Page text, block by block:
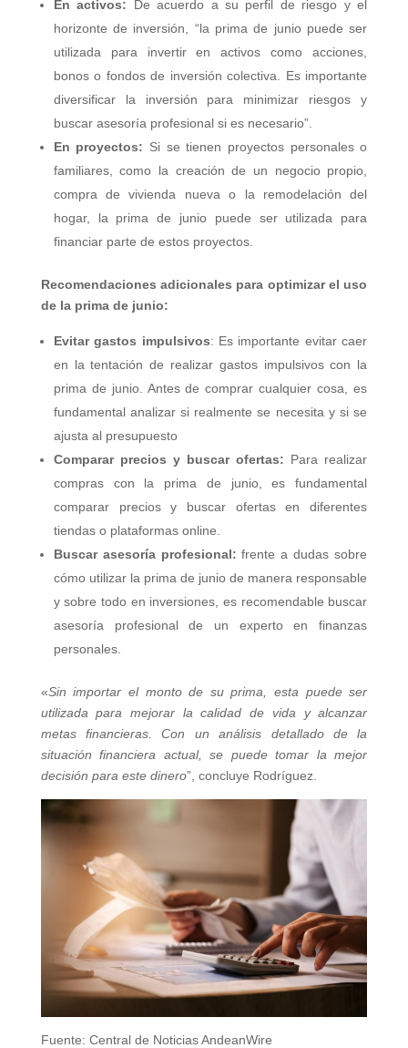
En activos: De acuerdo a su perfil de riesgo y el
horizonte de inversión, “la prima de junio puede ser
utilizada para invertir en activos como acciones,
bonos o fondos de inversión colectiva. Es importante
diversificar la inversión para minimizar riesgos y
buscar asesoría profesional si es necesario”.
En proyectos: Si se tienen proyectos personales o
familiares, como la creación de un negocio propio,
compra de vivienda nueva o la remodelación del
hogar, la prima de junio puede ser utilizada para
financiar parte de estos proyectos.
Recomendaciones adicionales para optimizar el uso
de la prima de junio:
Evitar gastos impulsivos: Es importante evitar caer
en la tentación de realizar gastos impulsivos con la
prima de junio. Antes de comprar cualquier cosa, es
fundamental analizar si realmente se necesita y si se
ajusta al presupuesto
Comparar precios y buscar ofertas: Para realizar
compras con la prima de junio, es fundamental
comparar precios y buscar ofertas en diferentes
tiendas o plataformas online.
Buscar asesoría profesional: frente a dudas sobre
cómo utilizar la prima de junio de manera responsable
y sobre todo en inversiones, es recomendable buscar
asesoría profesional de un experto en finanzas
personales.
«Sin importar el monto de su prima, esta puede ser
utilizada para mejorar la calidad de vida y alcanzar
metas financieras. Con un análisis detallado de la
situación financiera actual, se puede tomar la mejor
decisión para este dinero”, concluye Rodríguez.
Fuente: Central de Noticias AndeanWire